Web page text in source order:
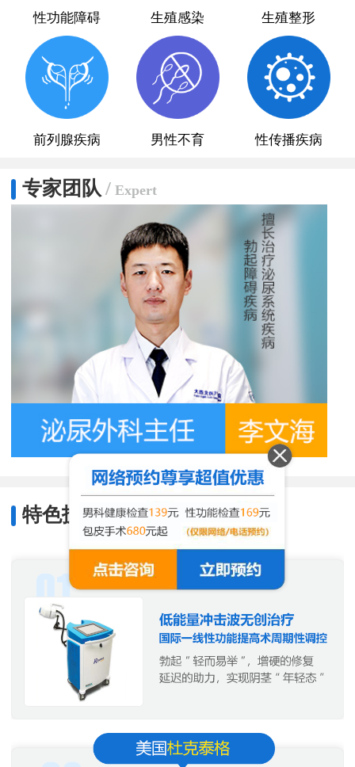
性功能障碍 生殖感染 生殖整形
前列腺疾病 男性不育 性传播疾病
专家团队 / Expert
特色技术/Characteristic